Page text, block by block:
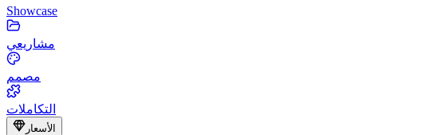
Showcase
مشاريعي
مصمم
التكاملات
الأسعار